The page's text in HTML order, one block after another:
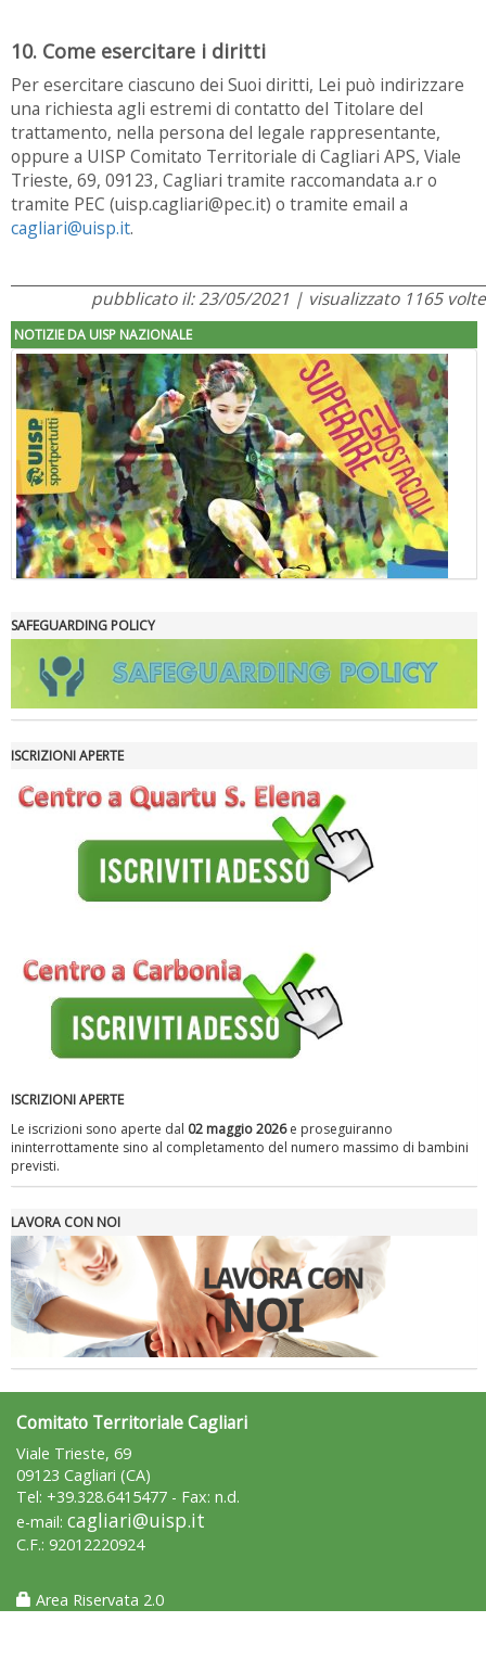
10. Come esercitare i diritti
Per esercitare ciascuno dei Suoi diritti, Lei può indirizzare
una richiesta agli estremi di contatto del Titolare del
trattamento, nella persona del legale rappresentante,
oppure a UISP Comitato Territoriale di Cagliari APS, Viale
Trieste, 69, 09123, Cagliari tramite raccomandata a.r o
tramite PEC (uisp.cagliari@pec.it) o tramite email a
cagliari@uisp.it.
pubblicato il: 23/05/2021 | visualizzato 1165 volte
NOTIZIE DA UISP NAZIONALE
"Superare gli ostacoli": la relazione di Tiziano Pesce al CN Uisp
Tiziano Pesce a Radio InBlu2000 traccia il bilancio della stagione
Ddl Lobby, Uisp: “Il Parlamento valorizzi le nostre specificità"
SAFEGUARDING POLICY
ISCRIZIONI APERTE
ISCRIZIONI APERTE
Le iscrizioni sono aperte dal 02 maggio 2026e proseguiranno
ininterrottamente sino al completamento del numero massimo di bambini
previsti.
LAVORA CON NOI
Comitato Territoriale Cagliari
Viale Trieste, 69
09123 Cagliari (CA)
Tel: +39.328.6415477 - Fax: n.d.
e-mail: cagliari@uisp.it
C.F.: 92012220924
Area Riservata 2.0